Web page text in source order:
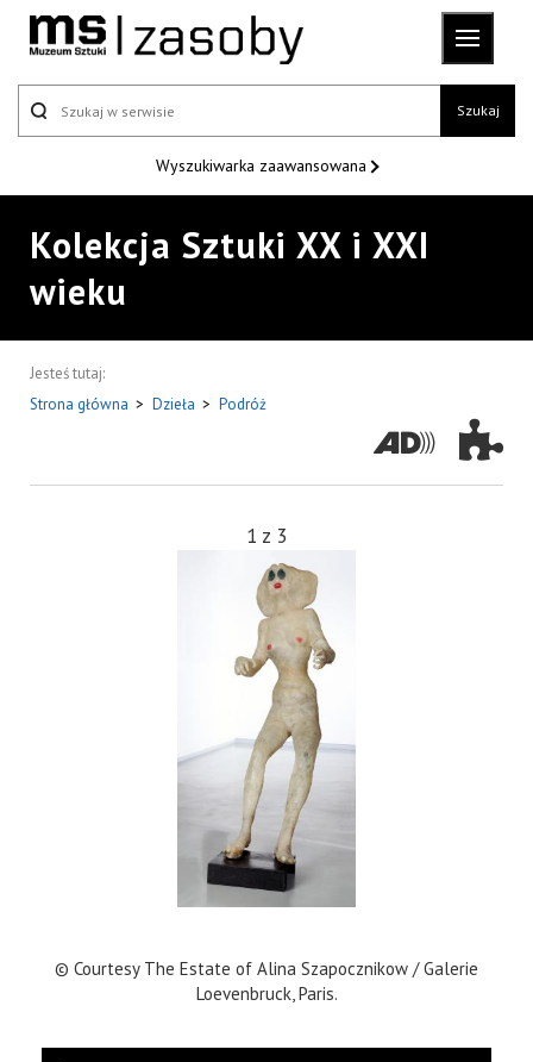
Szukaj
Wyszukiwarka zaawansowana
Kolekcja Sztuki XX i XXI
wieku
Jesteś tutaj:
Strona główna > Dzieła > Podróż
1 z 3
© Courtesy The Estate of Alina Szapocznikow / Galerie
Loevenbruck, Paris.